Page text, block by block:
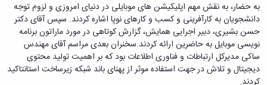
به حضار، به نقش مهم اپلیکیشن های موبایلی در دنیای امروزی و لزوم توجه
دانشجویان به کارآفرینی و کسب و کارهای نوپا اشاره کردند. سپس آقای دکتر
حسن بشیری، دبیر اجرایی همایش، گزارش کوتاهی در مورد ماراتون برنامه
نویسی موبایل به حاضرین ارائه کردند.سخنران بعدی مراسم آقای مهندس
ساکی مدیرکل ارتباطات و فناوری اطلاعات بود که بر اهمیت تولید محتوی
دیجیتال و تلاش در جهت استفاده موثر از پهنای باند شبکه زیرساخت استانتاکید
کردند.